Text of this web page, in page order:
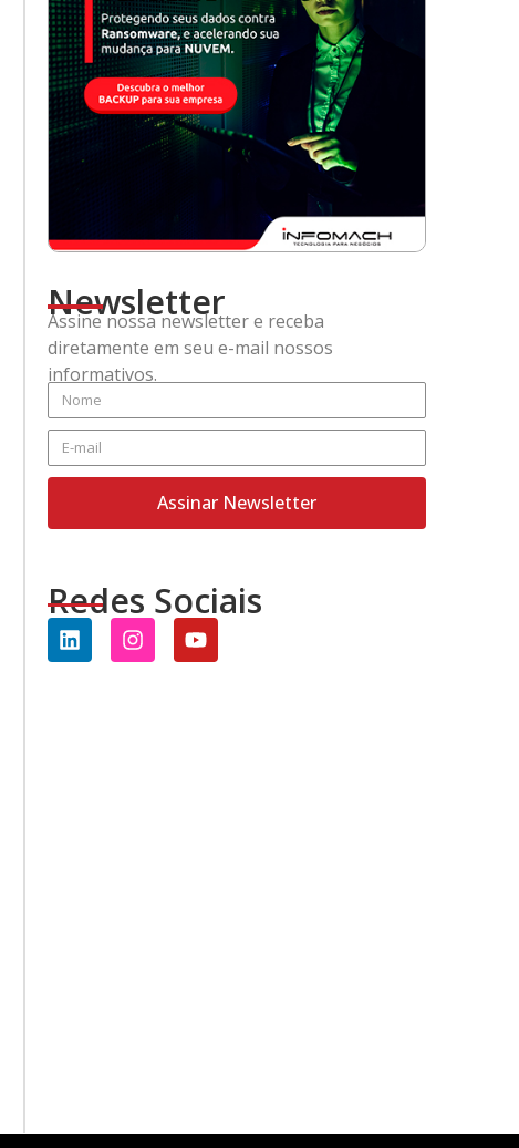
Newsletter
Assine nossa newsletter e receba
diretamente em seu e-mail nossos
informativos.
Assinar Newsletter
Redes Sociais